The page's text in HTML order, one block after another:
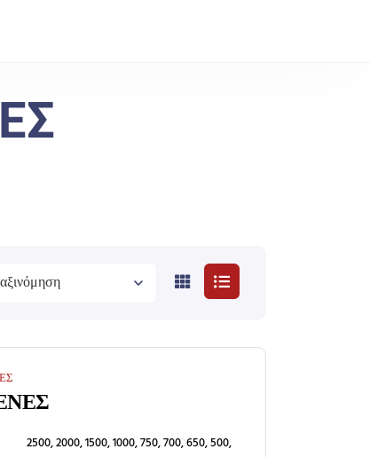
2500, 2000, 1500, 1000, 750, 700, 650, 500,